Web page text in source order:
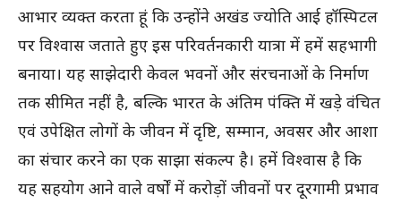
आभार व्यक्त करता हूं कि उन्होंने अखंड ज्योति आई हॉस्पिटल
पर विश्वास जताते हुए इस परिवर्तनकारी यात्रा में हमें सहभागी
बनाया। यह साझेदारी केवल भवनों और संरचनाओं के निर्माण
तक सीमित नहीं है, बल्कि भारत के अंतिम पंक्ति में खड़े वंचित
एवं उपेक्षित लोगों के जीवन में दृष्टि, सम्मान, अवसर और आशा
का संचार करने का एक साझा संकल्प है। हमें विश्वास है कि
यह सहयोग आने वाले वर्षों में करोड़ों जीवनों पर दूरगामी प्रभाव